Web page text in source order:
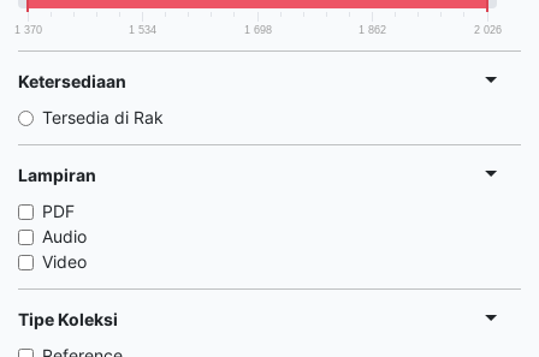
1 370 1 534 1 698 1 862 2 026
Ketersediaan
Tersedia di Rak
Lampiran
PDF
Audio
Video
Tipe Koleksi